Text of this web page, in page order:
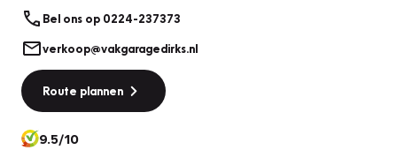
Bel ons op 0224-237373
verkoop@vakgaragedirks.nl
Route plannen
9.5/10